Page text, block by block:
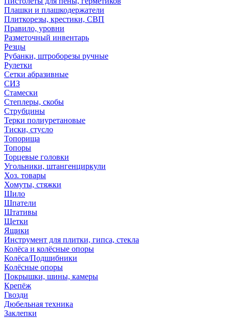
Плашки и плашкодержатели
Плиткорезы, крестики, СВП
Правило, уровни
Разметочный инвентарь
Резцы
Рубанки, штроборезы ручные
Рулетки
Сетки абразивные
СИЗ
Стамески
Степлеры, скобы
Струбцины
Терки полиуретановые
Тиски, стусло
Топорища
Топоры
Торцевые головки
Угольники, штангенциркули
Хоз. товары
Хомуты, стяжки
Шило
Шпатели
Штативы
Щетки
Ящики
Инструмент для плитки, гипса, стекла
Колёса и колёсные опоры
Колёса/Подшибники
Колёсные опоры
Покрышки, шины, камеры
Крепёж
Гвозди
Дюбельная техника
Заклепки